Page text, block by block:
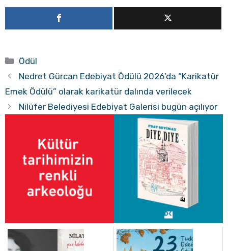
Kategoriler
Ödül
Nedret Gürcan Edebiyat Ödülü 2026’da “Karikatür
Emek Ödülü” olarak karikatür dalında verilecek
Nilüfer Belediyesi Edebiyat Galerisi bugün açılıyor